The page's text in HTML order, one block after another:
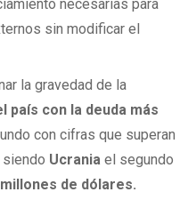
necesarias para
sin modificar el
la gravedad de la
país con la deuda más
con cifras que superan
siendo Ucrania el segundo
de dólares.